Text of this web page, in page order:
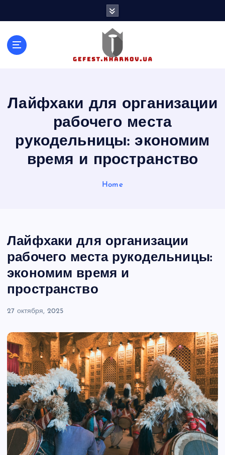
Лайфхаки для организации
рабочего места
рукодельницы: экономим
время и пространство
Home
Лайфхаки для организации
рабочего места рукодельницы:
экономим время и
пространство
27 октября, 2025